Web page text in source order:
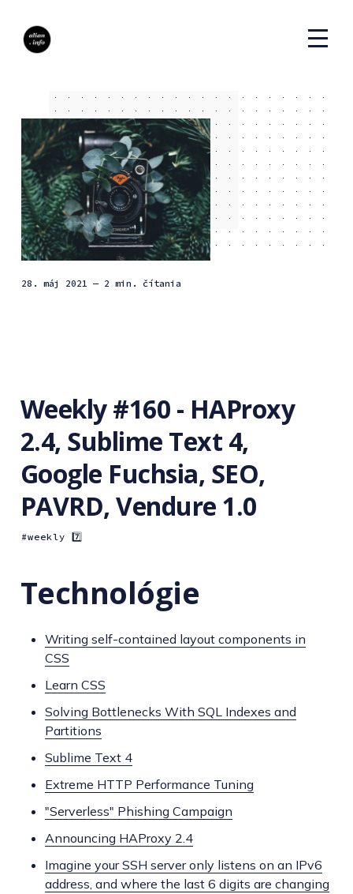
28. máj 2021 — 2 min. čítania
Weekly #160 - HAProxy
2.4, Sublime Text 4,
Google Fuchsia, SEO,
PAVRD, Vendure 1.0
weekly 7️⃣
Technológie
Writing self-contained layout components in
CSS
Learn CSS
Solving Bottlenecks With SQL Indexes and
Partitions
Sublime Text 4
Extreme HTTP Performance Tuning
"Serverless" Phishing Campaign
Announcing HAProxy 2.4
Imagine your SSH server only listens on an IPv6
address, and where the last 6 digits are changing